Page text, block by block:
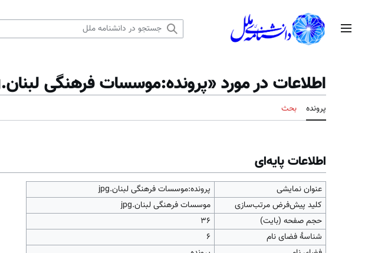
منوی اصلی
اطلاعات در مورد «پرونده:موسسات فرهنگی لبنان.jpg»
پرونده بحث
اطلاعات پایه‌ای
عنوان نمایشی
پرونده:موسسات فرهنگی لبنان.jpg
کلید پیش‌فرض مرتب‌سازی
موسسات فرهنگی لبنان.jpg
حجم صفحه (بایت)
۳۶
شناسهٔ فضای نام
6